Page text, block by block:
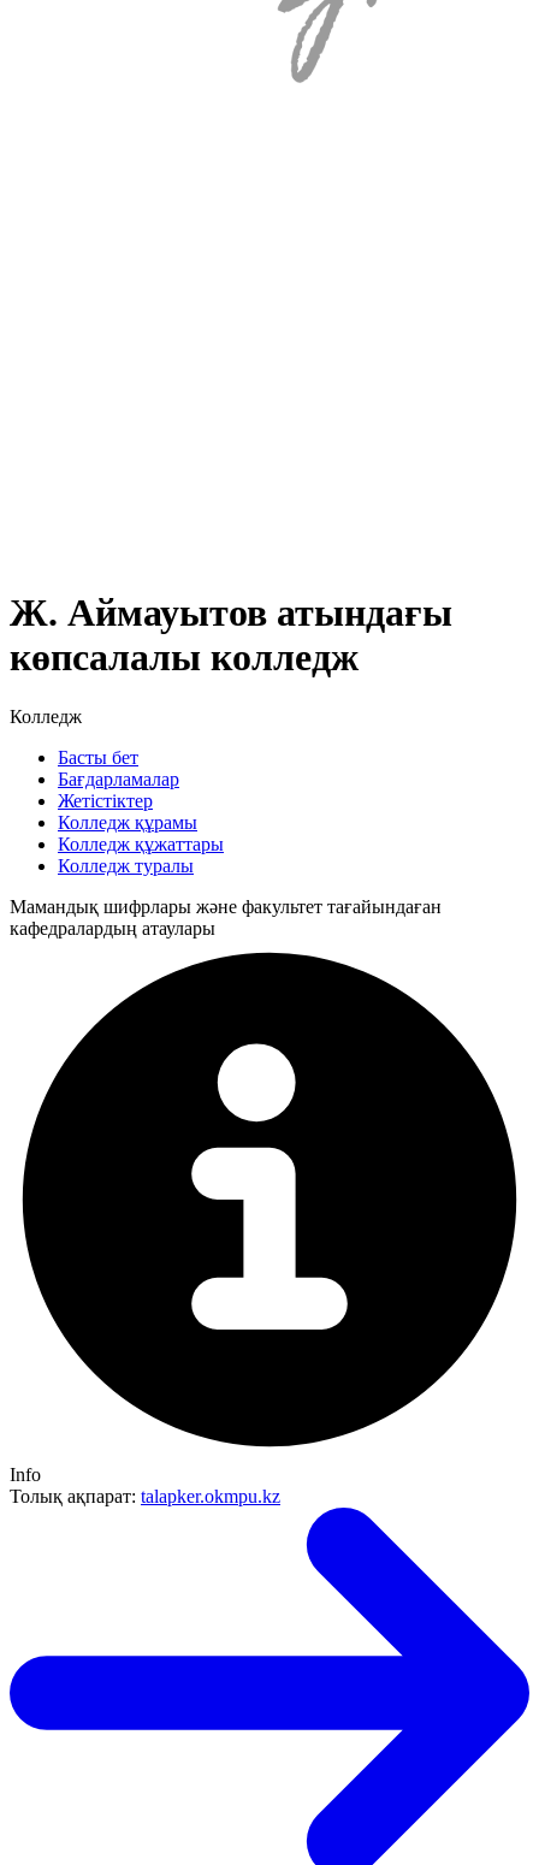
Ж. Аймауытов атындағы
көпсалалы колледж
Колледж
Басты бет
Бағдарламалар
Жетістіктер
Колледж құрамы
Колледж құжаттары
Колледж туралы
Мамандық шифрлары және факультет тағайындаған
кафедралардың атаулары
Info
Толық ақпарат: talapker.okmpu.kz